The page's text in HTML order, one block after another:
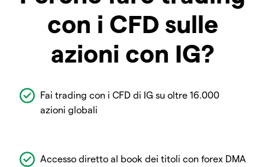
con i CFD sulle
azioni con IG?
Fai trading con i CFD di IG su oltre 16.000
azioni globali
Accesso diretto al book dei titoli con forex DMA